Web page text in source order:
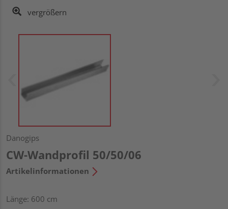
vergrößern
Danogips
CW-Wandprofil 50/50/06
Artikelinformationen
Länge: 600 cm